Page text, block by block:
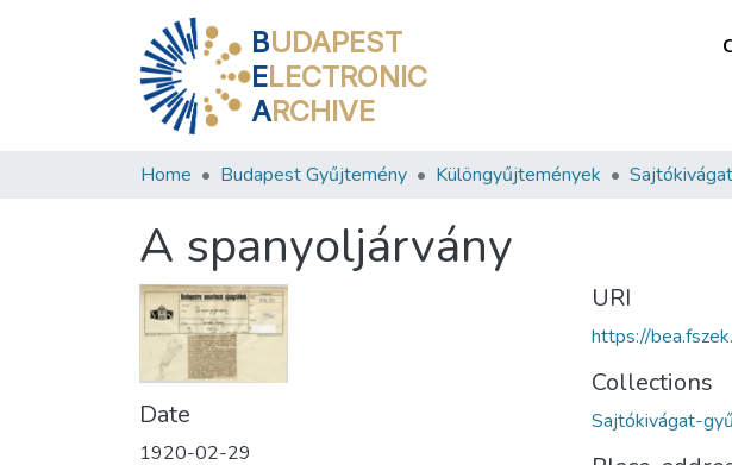
BUDAPEST
ELECTRONIC
ARCHIVE
Home Budapest Gyűjtemény Különgyűjtemények
A spanyoljárvány
Date
1920-02-29
URI
https://
Collections
Sajtókivágat-